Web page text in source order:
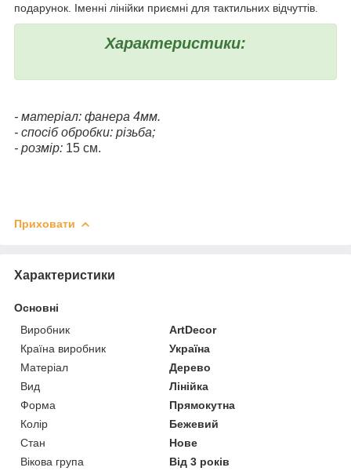
подарунок. Іменні лінійки приємні для тактильних відчуттів.
Характеристики:
- матеріал: фанера 4мм.
- спосіб обробки: різьба;
- розмір: 15 см.
Приховати
Характеристики
Основні
Виробник
ArtDecor
Країна виробник
Україна
Матеріал
Дерево
Вид
Лінійка
Форма
Прямокутна
Колір
Бежевий
Стан
Нове
Вікова група
Від 3 років